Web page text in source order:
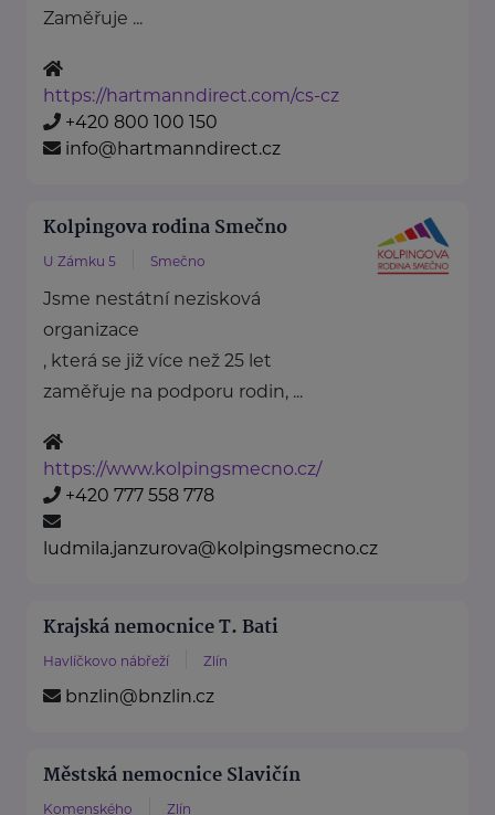
Zaměřuje ...
https://hartmanndirect.com/cs-cz
+420 800 100 150
info@hartmanndirect.cz
Kolpingova rodina Smečno
U Zámku 5 Smečno
Jsme nestátní nezisková
organizace
, která se již více než 25 let
zaměřuje na podporu rodin, ...
https://www.kolpingsmecno.cz/
+420 777 558 778
ludmila.janzurova@kolpingsmecno.cz
Krajská nemocnice T. Bati
Havlíčkovo nábřeží Zlín
bnzlin@bnzlin.cz
Městská nemocnice Slavičín
Komenského Zlín